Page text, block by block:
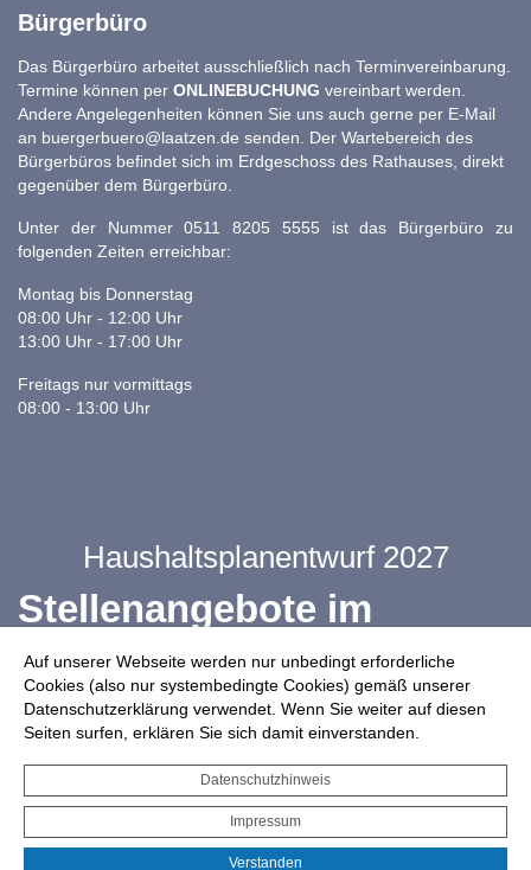
Auf unserer Webseite werden nur unbedingt erforderliche
Cookies (also nur systembedingte Cookies) gemäß unserer
Datenschutzerklärung verwendet. Wenn Sie weiter auf diesen
Seiten surfen, erklären Sie sich damit einverstanden.
Datenschutzhinweis
Impressum
Verstanden
Bürgerbüro
Das Bürgerbüro arbeitet ausschließlich nach Terminvereinbarung.
Termine können per ONLINEBUCHUNG vereinbart werden.
Andere Angelegenheiten können Sie uns auch gerne per E-Mail
an buergerbuero@laatzen.de senden. Der Wartebereich des
Bürgerbüros befindet sich im Erdgeschoss des Rathauses, direkt
gegenüber dem Bürgerbüro.
Unter der Nummer 0511 8205 5555 ist das Bürgerbüro zu
folgenden Zeiten erreichbar:
Montag bis Donnerstag
08:00 Uhr - 12:00 Uhr
13:00 Uhr - 17:00 Uhr
Freitags nur vormittags
08:00 - 13:00 Uhr
Haushaltsplanentwurf 2027
Stellenangebote im
Ganztag
Infos zur Drohnennutzung
Starkregengefahrenkarte
Serviceportal für Bürger*innen